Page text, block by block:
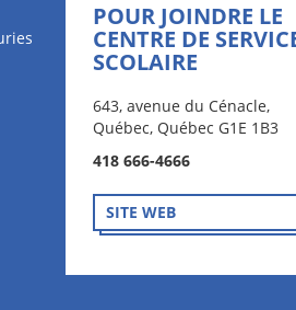
POUR JOINDRE LE
CENTRE DE
SCOLAIRE
643, avenue du Cénacle,
Québec, Québec G1E 1B3
418 666-4666
SITE WEB